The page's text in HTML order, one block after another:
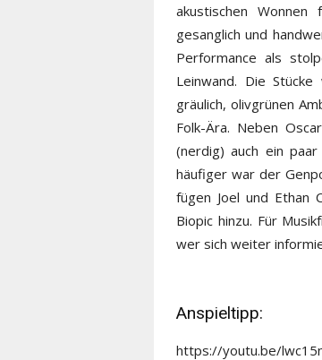
akustischen
gesanglich und
Performance als
Leinwand. Die
gräulich, olivgrünen
Folk-Ära. Neben
(nerdig) auch ein
häufiger war der
fügen Joel und Ethan
Biopic hinzu. Für
wer sich weiter
Anspieltipp:
https://youtu.be/